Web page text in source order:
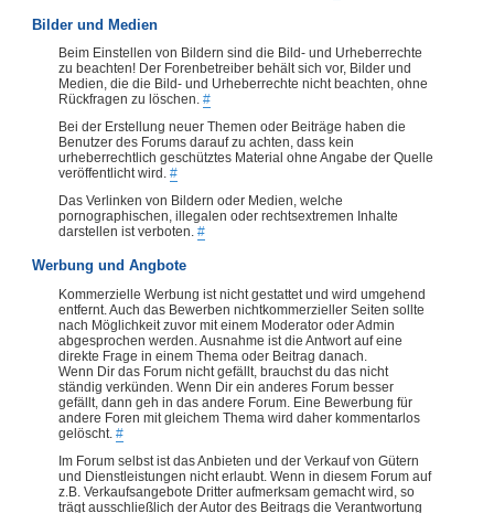
Bilder und Medien
Beim Einstellen von Bildern sind die Bild- und Urheberrechte
zu beachten! Der Forenbetreiber behält sich vor, Bilder und
Medien, die die Bild- und Urheberrechte nicht beachten, ohne
Rückfragen zu löschen. #
Bei der Erstellung neuer Themen oder Beiträge haben die
Benutzer des Forums darauf zu achten, dass kein
urheberrechtlich geschütztes Material ohne Angabe der Quelle
veröffentlicht wird. #
Das Verlinken von Bildern oder Medien, welche
pornographischen, illegalen oder rechtsextremen Inhalte
darstellen ist verboten. #
Werbung und Angbote
Kommerzielle Werbung ist nicht gestattet und wird umgehend
entfernt. Auch das Bewerben nichtkommerzieller Seiten sollte
nach Möglichkeit zuvor mit einem Moderator oder Admin
abgesprochen werden. Ausnahme ist die Antwort auf eine
direkte Frage in einem Thema oder Beitrag danach.
Wenn Dir das Forum nicht gefällt, brauchst du das nicht
ständig verkünden. Wenn Dir ein anderes Forum besser
gefällt, dann geh in das andere Forum. Eine Bewerbung für
andere Foren mit gleichem Thema wird daher kommentarlos
gelöscht. #
Im Forum selbst ist das Anbieten und der Verkauf von Gütern
und Dienstleistungen nicht erlaubt. Wenn in diesem Forum auf
z.B. Verkaufsangebote Dritter aufmerksam gemacht wird, so
trägt ausschließlich der Autor des Beitrags die Verantwortung